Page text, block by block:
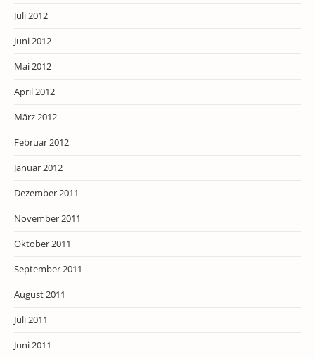
Juli 2012
Juni 2012
Mai 2012
April 2012
März 2012
Februar 2012
Januar 2012
Dezember 2011
November 2011
Oktober 2011
September 2011
August 2011
Juli 2011
Juni 2011